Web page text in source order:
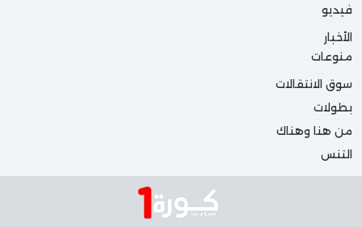
فيديو
الأخبار
منوعات
سوق الانتقالات
بطولات
من هنا وهناك
التنس